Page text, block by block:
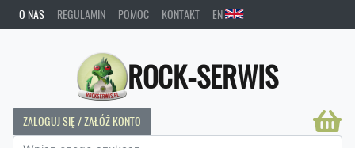
O NAS REGULAMIN POMOC KONTAKT EN
ROCK-SERWIS
ZALOGUJ SIĘ / ZAŁÓŻ KONTO